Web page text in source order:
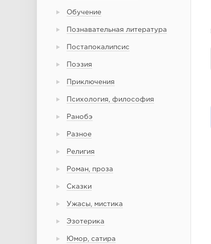
Обучение
Познавательная литература
Постапокалипсис
Поэзия
Приключения
Психология, философия
Ранобэ
Разное
Религия
Роман, проза
Сказки
Ужасы, мистика
Эзотерика
Юмор, сатира